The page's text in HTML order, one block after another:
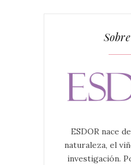
ESDOR nace
naturaleza, el
investigación.